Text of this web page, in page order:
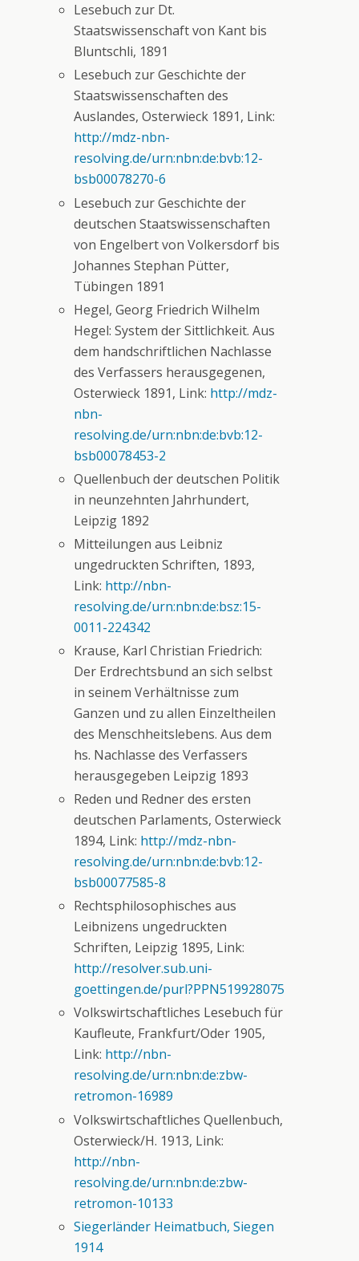
Lesebuch zur Dt.
Staatswissenschaft von Kant bis
Bluntschli, 1891
Lesebuch zur Geschichte der
Staatswissenschaften des
Auslandes, Osterwieck 1891, Link:
http://mdz-nbn-
resolving.de/urn:nbn:de:bvb:12-
bsb00078270-6
Lesebuch zur Geschichte der
deutschen Staatswissenschaften
von Engelbert von Volkersdorf bis
Johannes Stephan Pütter,
Tübingen 1891
Hegel, Georg Friedrich Wilhelm
Hegel: System der Sittlichkeit. Aus
dem handschriftlichen Nachlasse
des Verfassers herausgegenen,
Osterwieck 1891, Link: http://mdz-
nbn-
resolving.de/urn:nbn:de:bvb:12-
bsb00078453-2
Quellenbuch der deutschen Politik
in neunzehnten Jahrhundert,
Leipzig 1892
Mitteilungen aus Leibniz
ungedruckten Schriften, 1893,
Link: http://nbn-
resolving.de/urn:nbn:de:bsz:15-
0011-224342
Krause, Karl Christian Friedrich:
Der Erdrechtsbund an sich selbst
in seinem Verhältnisse zum
Ganzen und zu allen Einzeltheilen
des Menschheitslebens. Aus dem
hs. Nachlasse des Verfassers
herausgegeben Leipzig 1893
Reden und Redner des ersten
deutschen Parlaments, Osterwieck
1894, Link: http://mdz-nbn-
resolving.de/urn:nbn:de:bvb:12-
bsb00077585-8
Rechtsphilosophisches aus
Leibnizens ungedruckten
Schriften, Leipzig 1895, Link:
http://resolver.sub.uni-
goettingen.de/purl?PPN519928075
Volkswirtschaftliches Lesebuch für
Kaufleute, Frankfurt/Oder 1905,
Link: http://nbn-
resolving.de/urn:nbn:de:zbw-
retromon-16989
Volkswirtschaftliches Quellenbuch,
Osterwieck/H. 1913, Link:
http://nbn-
resolving.de/urn:nbn:de:zbw-
retromon-10133
Siegerländer Heimatbuch, Siegen
1914